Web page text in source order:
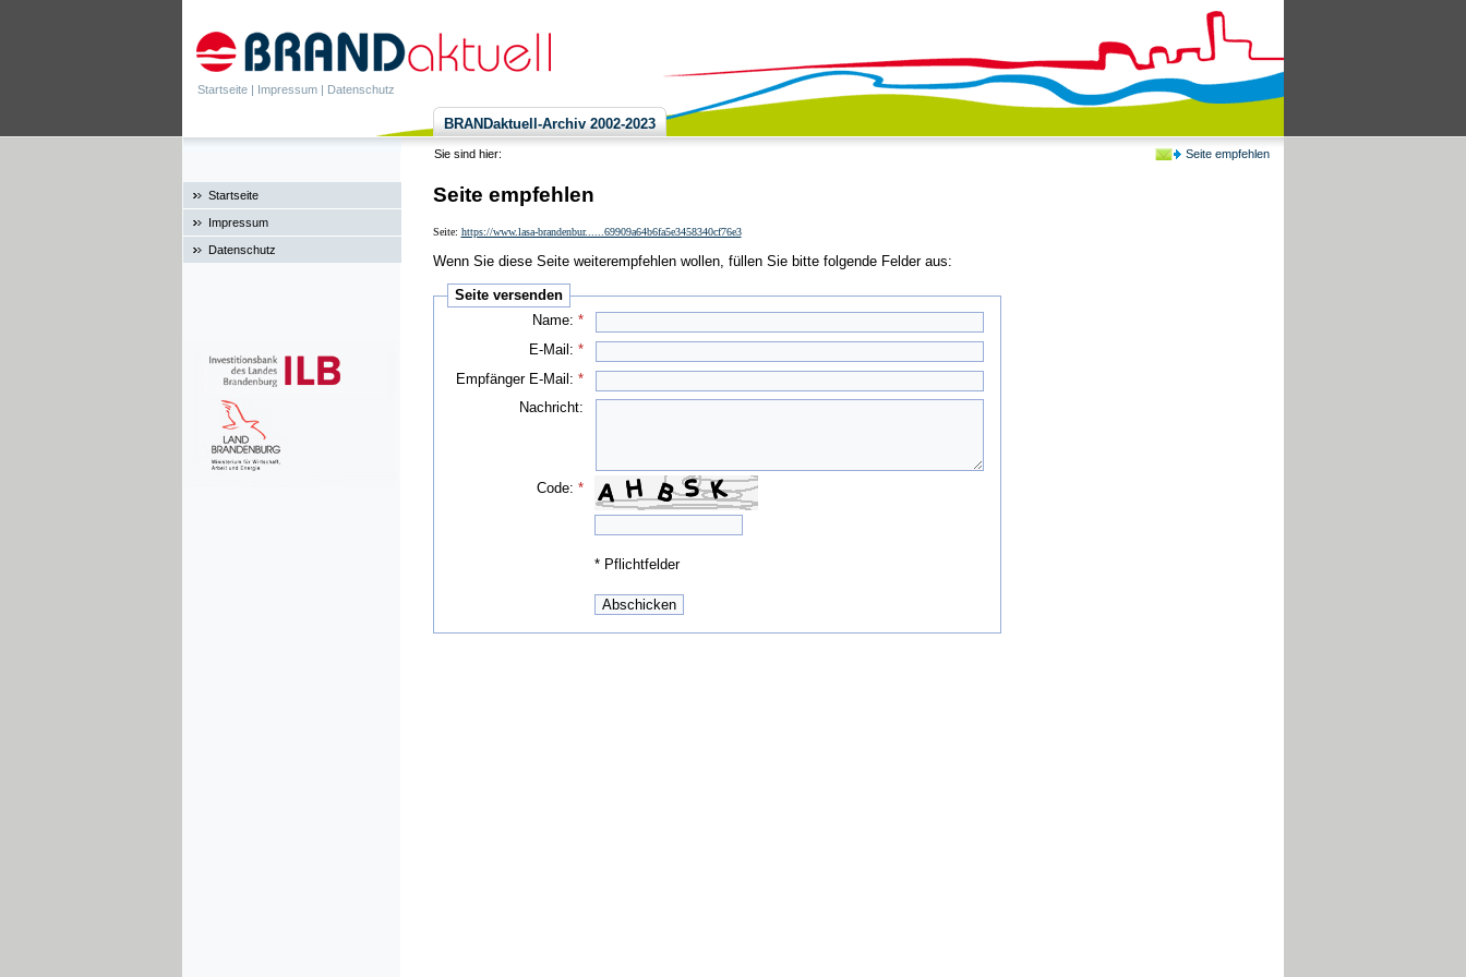
Startseite | Impressum | Datenschutz
Seite empfehlen
BRANDaktuell-Archiv 2002-2023
Sie sind hier:
Startseite
Impressum
Datenschutz
Seite empfehlen
Seite: https://www.lasa-brandenbur......69909a64b6fa5e3458340cf76e3
Wenn Sie diese Seite weiterempfehlen wollen, füllen Sie bitte folgende Felder aus:
Seite versenden
Name:*
E-Mail:*
Empfänger E-Mail:*
Nachricht:
Code:*
* Pflichtfelder